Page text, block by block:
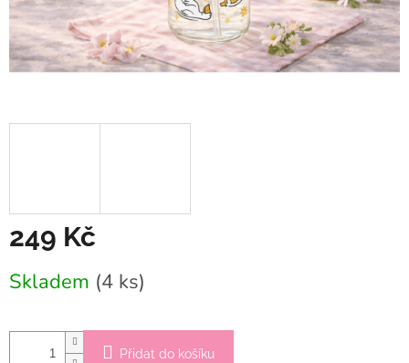
249 Kč
cena:
Skladem (4 ks)
Přidat do košíku